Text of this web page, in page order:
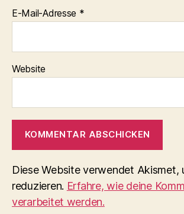
E-Mail-Adresse *
Website
Diese Website verwendet Akismet,
reduzieren. Erfahre, wie deine
verarbeitet werden.